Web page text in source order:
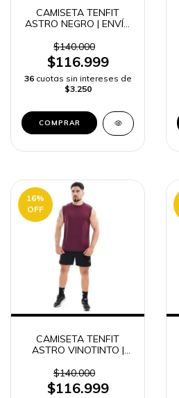
CAMISETA TENFIT
ASTRO NEGRO | ENVÍO
$140.000
$116.999
36 cuotas sin intereses de
$3.250
COMPRAR
16%
OFF
CAMISETA TENFIT
ASTRO VINOTINTO |
$140.000
$116.999